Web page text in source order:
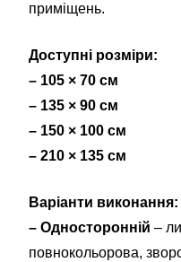
приміщень.
Доступні розміри:
– 105 × 70 см
– 135 × 90 см
– 150 × 100 см
– 210 × 135 см
Варіанти виконання:
– Односторонній –
повнокольорова,